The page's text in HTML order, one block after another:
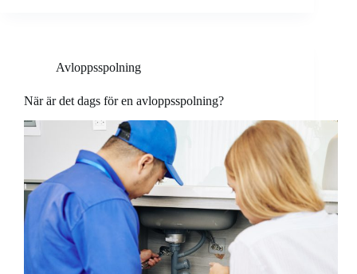
Avloppsspolning
När är det dags för en avloppsspolning?